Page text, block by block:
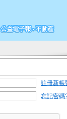
註冊新帳
忘記密碼